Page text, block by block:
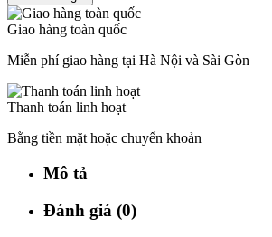
Giao hàng toàn quốc
Miễn phí giao hàng tại Hà Nội và Sài Gòn
Thanh toán linh hoạt
Bằng tiền mặt hoặc chuyển khoản
Mô tả
Đánh giá (0)